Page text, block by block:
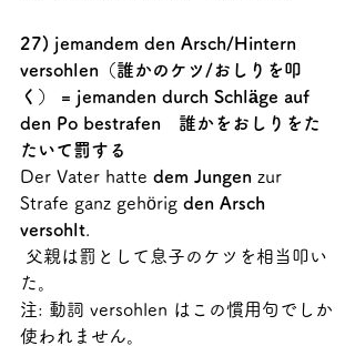
27) jemandem den Arsch/Hintern
versohlen（誰かのケツ/おしりを叩
く） = jemanden durch Schläge auf
den Po bestrafen　誰かをおしりをた
たいて罰する
Der Vater hatte dem Jungen zur
Strafe ganz gehörig den Arsch
versohlt
た。
注: 動詞 versohlen はこの慣用句でしか
使われません。